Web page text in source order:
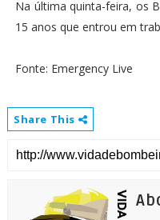
Na última quinta-feira, os
15 anos que entrou em
Fonte: Emergency Live
Share This